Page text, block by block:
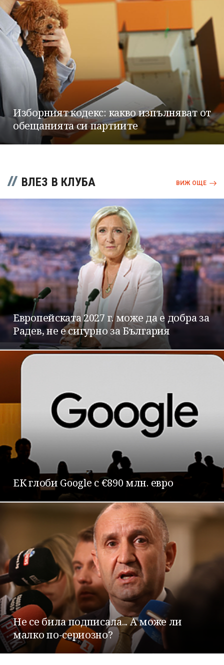
Изборният кодекс: какво изпълняват от
обещанията си партиите
ВЛЕЗ В КЛУБА ВИЖ ОЩЕ
Европейската 2027 г. може да е добра за
Радев, не е сигурно за България
ЕК глоби Google с €890 млн. евро
Не се била подписала... А може ли
малко по-сериозно?